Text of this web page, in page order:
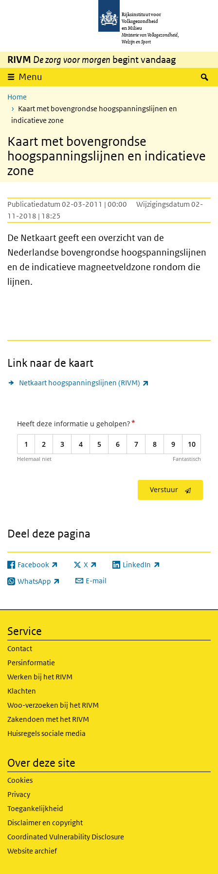
Overslaan en naar de inhoud gaan
Rijksinstituut voor
Volksgezondheid
en Milieu
Ministerie van Volksgezondheid,
Welzijn en Sport
RIVM De zorg voor morgen begint vandaag
Menu
Home
Kaart met bovengrondse hoogspanningslijnen en
indicatieve zone
Kaart met bovengrondse
hoogspanningslijnen en indicatieve
zone
Publicatiedatum 02-03-2011 | 00:00
Wijzigingsdatum 02-
11-2018 | 18:25
De Netkaart geeft een overzicht van de
Nederlandse bovengrondse hoogspanningslijnen
en de indicatieve magneetveldzone rondom die
lijnen.
Link naar de kaart
Netkaart hoogspanningslijnen (RIVM)
Heeft deze informatie u geholpen?*
1 2 3 4 5 6 7 8 9 10
Helemaal niet Fantastisch
Verstuur
Deel deze pagina
Facebook
(externe link) X
(externe link) LinkedIn
(externe link)
WhatsApp
(externe link) E-mail
Service
Contact
Persinformatie
Werken bij het RIVM
Klachten
Woo-verzoeken bij het RIVM
Zakendoen met het RIVM
Huisregels sociale media
Over deze site
Cookies
Privacy
Toegankelijkheid
Disclaimer en copyright
Coordinated Vulnerability Disclosure
Website archief